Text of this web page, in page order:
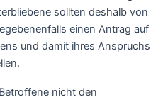
sollten deshalb von
einen Antrag auf
und damit ihres Anspruchs
nicht den